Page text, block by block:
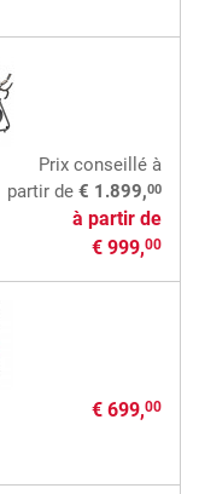
Prix conseilléà
partir de € 1.899,00
à partir de
€ 999,00
€ 699,00